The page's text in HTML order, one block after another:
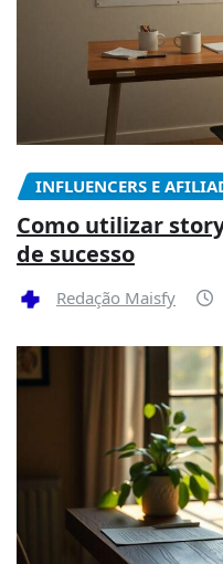
INFLUENCERS E
Como utilizar
de sucesso
Redação Maisfy